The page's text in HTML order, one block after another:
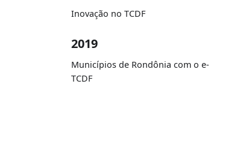
Inovação no TCDF
2019
Municípios de Rondônia com o e-
TCDF